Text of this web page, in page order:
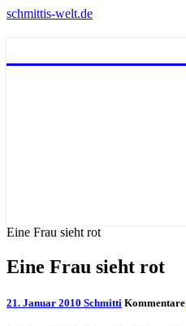
schmittis-welt.de
Eine Frau sieht rot
Eine Frau sieht rot
21. Januar 2010 Schmitti Kommentare